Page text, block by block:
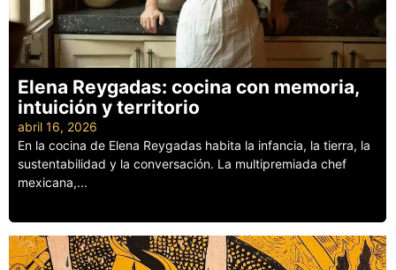
Elena Reygadas: cocina con memoria,
intuición y territorio
abril 16, 2026
En la cocina de Elena Reygadas habita la infancia, la tierra, la
sustentabilidad y la conversación. La multipremiada chef
mexicana,...